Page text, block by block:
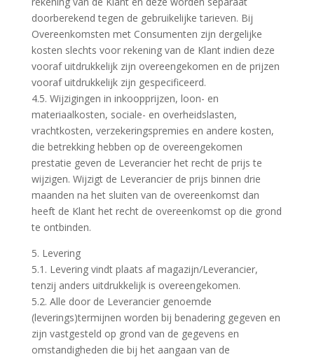
doorberekend tegen de gebruikelijke tarieven. Bij
Overeenkomsten met Consumenten zijn dergelijke
kosten slechts voor rekening van de Klant indien deze
vooraf uitdrukkelijk zijn overeengekomen en de prijzen
vooraf uitdrukkelijk zijn gespecificeerd.
4.5. Wijzigingen in inkoopprijzen, loon- en
materiaalkosten, sociale- en overheidslasten,
vrachtkosten, verzekeringspremies en andere kosten,
die betrekking hebben op de overeengekomen
prestatie geven de Leverancier het recht de prijs te
wijzigen. Wijzigt de Leverancier de prijs binnen drie
maanden na het sluiten van de overeenkomst dan
heeft de Klant het recht de overeenkomst op die grond
te ontbinden.
5. Levering
5.1. Levering vindt plaats af magazijn/Leverancier,
tenzij anders uitdrukkelijk is overeengekomen.
5.2. Alle door de Leverancier genoemde
(leverings)termijnen worden bij benadering gegeven en
zijn vastgesteld op grond van de gegevens en
omstandigheden die bij het aangaan van de